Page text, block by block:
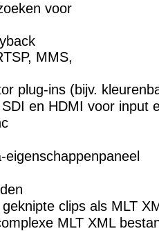
voor
MMS,
plug-ins (bijv.
en HDMI voor input
clips als MLT
MLT XML